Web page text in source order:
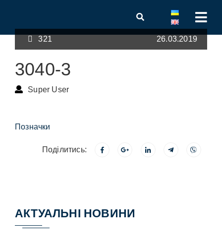
321 26.03.2019
3040-3
Super User
Позначки
Поділитись:
АКТУАЛЬНІ НОВИНИ